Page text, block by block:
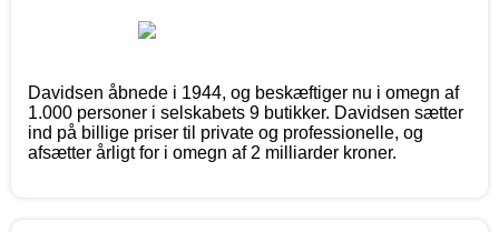
Davidsen åbnede i 1944, og beskæftiger nu i omegn af
1.000 personer i selskabets 9 butikker. Davidsen sætter
ind på billige priser til private og professionelle, og
afsætter årligt for i omegn af 2 milliarder kroner.